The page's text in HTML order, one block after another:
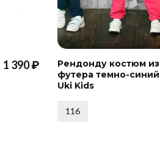
1 390 ₽
Рендонду костюм из
футера темно-синий
Uki Kids
116